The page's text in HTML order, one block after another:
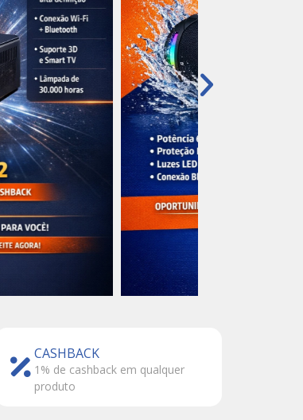
CASHBACK
1% de cashback em qualquer
produto